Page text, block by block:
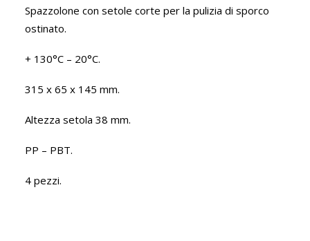
Spazzolone con setole corte per la pulizia di sporco
ostinato.
+ 130°C – 20°C.
315 x 65 x 145 mm.
Altezza setola 38 mm.
PP – PBT.
4 pezzi.